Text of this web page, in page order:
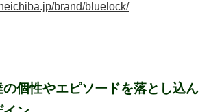
brand/bluelock/
個性やエピソードを落とし込ん